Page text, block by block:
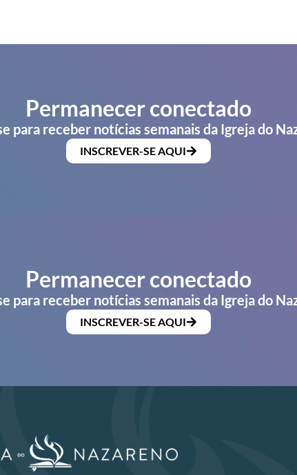
Permanecer conectado
para receber notícias semanais da Igreja do
INSCREVER-SE AQUI
Permanecer conectado
para receber notícias semanais da Igreja do
INSCREVER-SE AQUI